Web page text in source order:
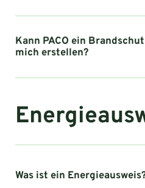
Kann PACO ein
mich erstellen?
Was ist ein